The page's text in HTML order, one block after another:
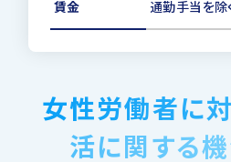
下水道管路管理総合技士
下水道管路管理主任技士
農業集落排水計画設計士
浄化槽設備士
賃金 通勤手当を除
女性労働者に
活に関する